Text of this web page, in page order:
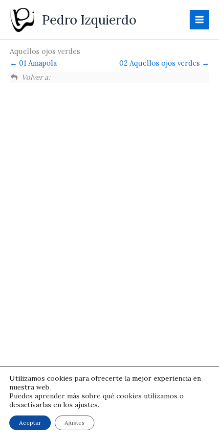
contenido
Pedro Izquierdo
Aquellos ojos verdes
01 Amapola
02 Aquellos ojos verdes
Volver a:
© Pedro Izquierdo | Condiciones legales
Utilizamos cookies para ofrecerte la mejor experiencia en
nuestra web.
Puedes aprender más sobre qué cookies utilizamos o
desactivarlas en los ajustes.
Aceptar Ajustes